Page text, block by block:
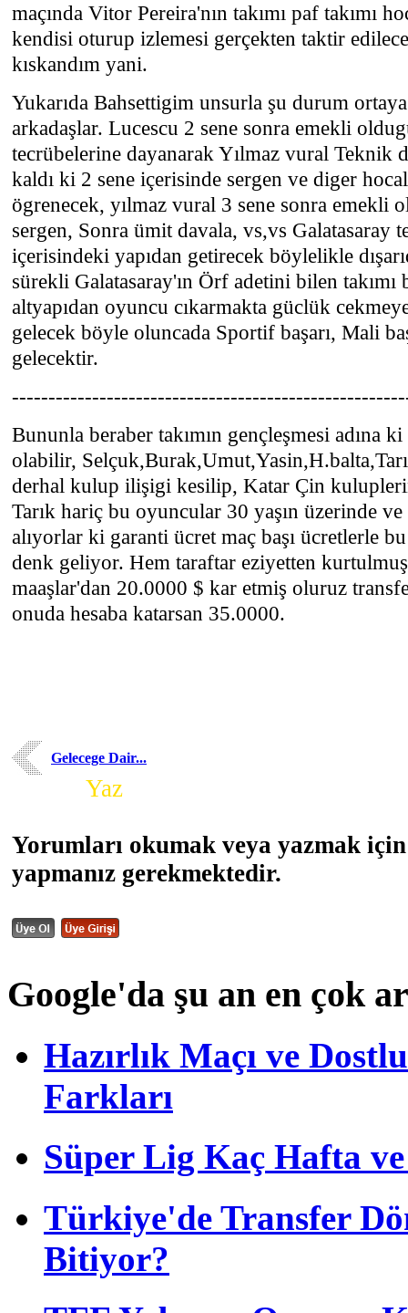
maçında Vitor Pereira'nın takımı paf takımı
kendisi oturup izlemesi gerçekten taktir
kıskandım yani.
Yukarıda Bahsettigim unsurla şu durum ortaya
arkadaşlar. Lucescu 2 sene sonra emekli
tecrübelerine dayanarak Yılmaz vural Teknik
kaldı ki 2 sene içerisinde sergen ve diger
ögrenecek, yılmaz vural 3 sene sonra emekli
sergen, Sonra ümit davala, vs,vs
içerisindeki yapıdan getirecek böylelikle
sürekli Galatasaray'ın Örf adetini bilen takımı
altyapıdan oyuncu cıkarmakta güclük
gelecek böyle oluncada Sportif başarı, Mali
gelecektir.
Bununla beraber takımın gençleşmesi adına
olabilir,
derhal kulup ilişigi kesilip, Katar Çin
Tarık hariç bu oyuncular 30 yaşın üzerinde
alıyorlar ki garanti ücret maç başı ücretlerle
denk geliyor. Hem taraftar eziyetten
maaşlar'dan 20.0000 $ kar etmiş oluruz
onuda hesaba katarsan 35.0000.
Gelecege Dair...
Yaz
Yorumları okumak veya yazmak
yapmanız gerekmektedir.
Google'da şu an en çok
Hazırlık Maçı ve
Farkları
Süper Lig Kaç Hafta
Türkiye'de Transfer
Bitiyor?